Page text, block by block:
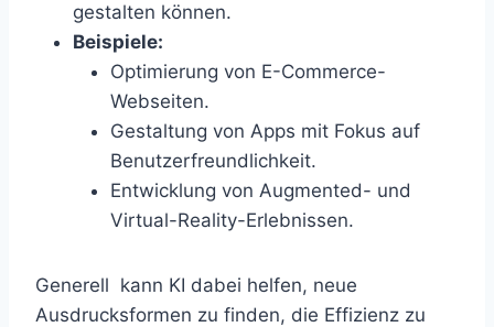
gestalten können.
Beispiele:
Optimierung von E-Commerce-
Webseiten.
Gestaltung von Apps mit Fokus auf
Benutzerfreundlichkeit.
Entwicklung von Augmented- und
Virtual-Reality-Erlebnissen.
Generell kann KI dabei helfen, neue
Ausdrucksformen zu finden, die Effizienz zu